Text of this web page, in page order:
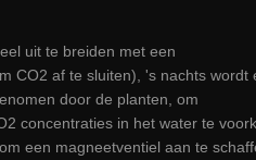
uit te breiden met een
CO2 af te sluiten), 's nachts wordt
door de planten, om
concentraties in het water te
een magneetventiel aan te